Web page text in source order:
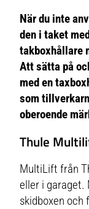
När du inte
den i taket
takboxhållare
Att sätta på
med en
som
oberoende
Thule
MultiLift från
eller i garaget.
skidboxen